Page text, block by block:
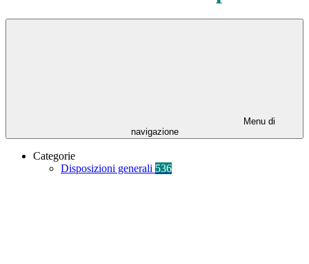
Menu di
navigazione
Categorie
Disposizioni generali 536